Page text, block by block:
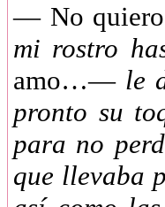
— No
mi rostro
amo…— le
pronto su
para no
que llevaba